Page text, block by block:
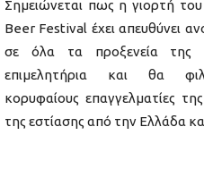
Σημειώνεται πως η γιορτή
Beer Festival έχει απευθύνει
σε όλα τα προξενεία της
επιμελητήρια και θα
κορυφαίους επαγγελματίες
της εστίασης από την Ελλάδα